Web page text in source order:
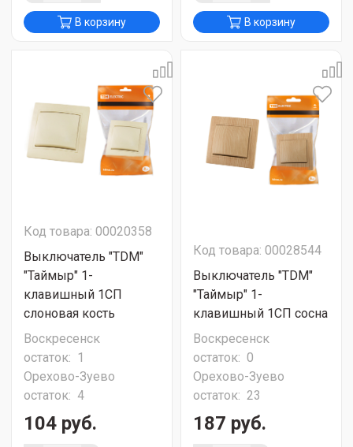
В корзину В корзину
Код товара: 00020358
Выключатель "TDM"
"Таймыр" 1-
клавишный 1CП
слоновая кость
Воскресенск
остаток: 1
Орехово-Зуево
остаток: 4
104 руб.
Код товара: 00028544
Выключатель "TDM"
"Таймыр" 1-
клавишный 1CП сосна
Воскресенск
остаток: 0
Орехово-Зуево
остаток: 23
187 руб.